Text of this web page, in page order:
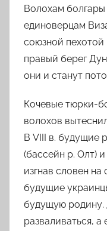
Волохам болгары
единоверцам
союзной
правый берег
они и станут
Кочевые тюрки-
волохов
В VIII в. будущие
(бассейн р. Олт)
изгнав словен на
будущие
будущую родину.
разваливаться, а